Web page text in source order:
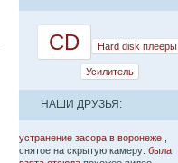
CD Hard disk плееры
Усилитель
НАШИ ДРУЗЬЯ:
устранение засора в воронеже ,
снятое на скрытую камеру: была